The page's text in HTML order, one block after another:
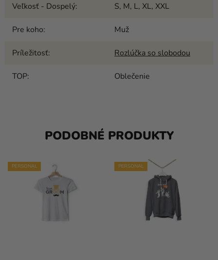
Veľkosť - Dospelý: S, M, L, XL, XXL
Pre koho: Muž
Príležitosť: Rozlúčka so slobodou
TOP: Oblečenie
PODOBNÉ PRODUKTY
PERSONAL PERSONAL